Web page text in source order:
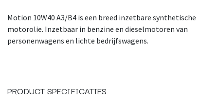
Motion 10W40 A3/B4 is een breed inzetbare synthetische
motorolie. Inzetbaar in benzine en dieselmotoren van
personenwagens en lichte bedrijfswagens.
PRODUCT SPECIFICATIES